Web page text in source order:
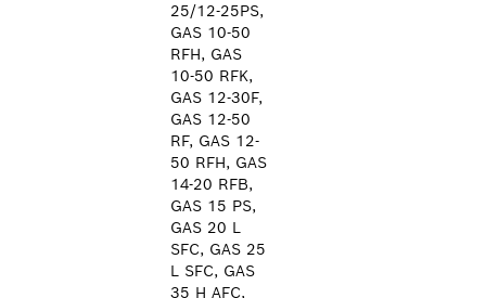
25/12-25PS,
GAS 10-50
RFH, GAS
10-50 RFK,
GAS 12-30F,
GAS 12-50
RF, GAS 12-
50 RFH, GAS
14-20 RFB,
GAS 15 PS,
GAS 20 L
SFC, GAS 25
L SFC, GAS
35 H AFC,